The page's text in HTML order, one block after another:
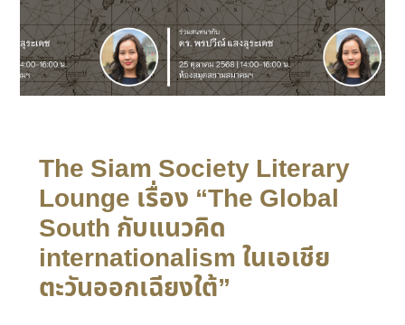
The Siam Society Literary
Lounge เรื่อง “The Global
South กับแนวคิด
internationalism ในเอเชีย
ตะวันออกเฉียงใต้”